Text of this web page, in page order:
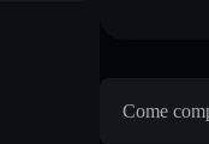
Come